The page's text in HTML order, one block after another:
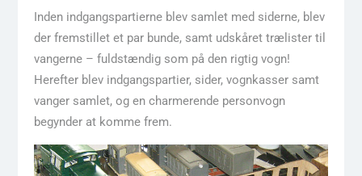
Inden indgangspartierne blev samlet med siderne, blev
der fremstillet et par bunde, samt udskåret trælister til
vangerne – fuldstændig som på den rigtig vogn!
Herefter blev indgangspartier, sider, vognkasser samt
vanger samlet, og en charmerende personvogn
begynder at komme frem.